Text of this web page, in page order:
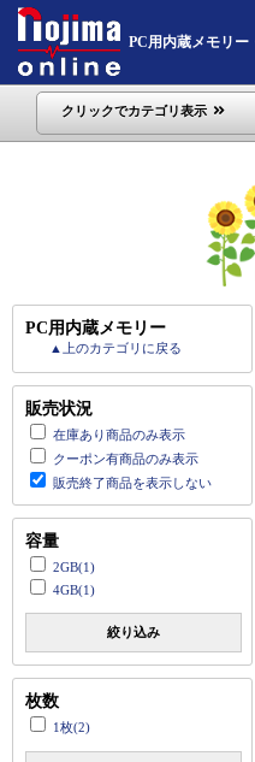
PC用内蔵メモリー
クリックでカテゴリ表示
PC用内蔵メモリー
▲上のカテゴリに戻る
販売状況
在庫あり商品のみ表示
クーポン有商品のみ表示
販売終了商品を表示しない
容量
2GB(1)
4GB(1)
絞り込み
枚数
1枚(2)